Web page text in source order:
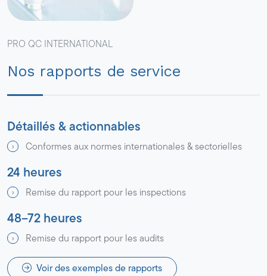
PRO QC INTERNATIONAL
Nos rapports de service
Détaillés & actionnables
Conformes aux normes internationales & sectorielles
24 heures
Remise du rapport pour les inspections
48–72 heures
Remise du rapport pour les audits
Voir des exemples de rapports